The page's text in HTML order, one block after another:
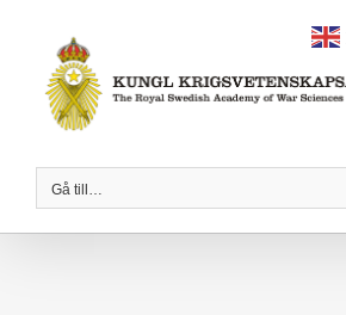
innehållet
Gå till…